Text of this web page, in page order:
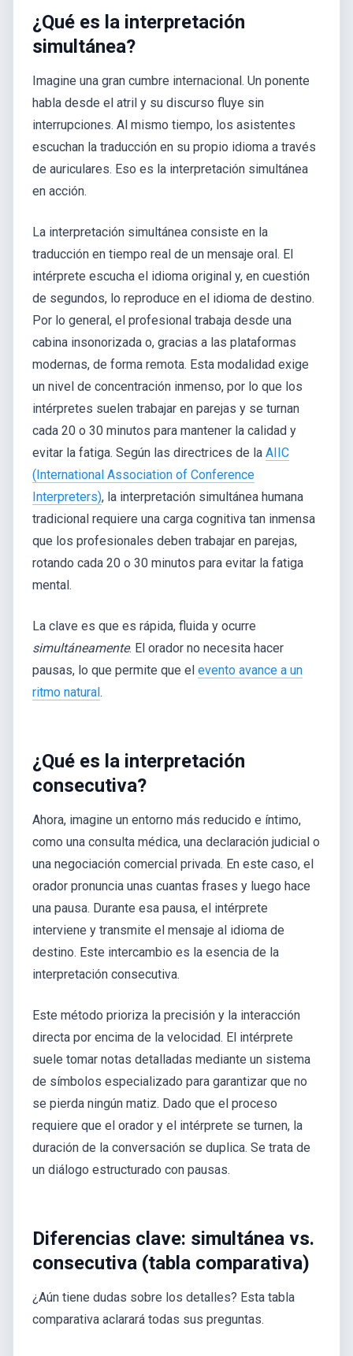
¿Qué es la interpretación
simultánea?
Imagine una gran cumbre internacional. Un ponente
habla desde el atril y su discurso fluye sin
interrupciones. Al mismo tiempo, los asistentes
escuchan la traducción en su propio idioma a través
de auriculares. Eso es la interpretación simultánea
en acción.
La interpretación simultánea consiste en la
traducción en tiempo real de un mensaje oral. El
intérprete escucha el idioma original y, en cuestión
de segundos, lo reproduce en el idioma de destino.
Por lo general, el profesional trabaja desde una
cabina insonorizada o, gracias a las plataformas
modernas, de forma remota. Esta modalidad exige
un nivel de concentración inmenso, por lo que los
intérpretes suelen trabajar en parejas y se turnan
cada 20 o 30 minutos para mantener la calidad y
evitar la fatiga. Según las directrices de la AIIC
(International Association of Conference
Interpreters), la interpretación simultánea humana
tradicional requiere una carga cognitiva tan inmensa
que los profesionales deben trabajar en parejas,
rotando cada 20 o 30 minutos para evitar la fatiga
mental.
La clave es que es rápida, fluida y ocurre
simultáneamente. El orador no necesita hacer
pausas, lo que permite que el evento avance a un
ritmo natural .
¿Qué es la interpretación
consecutiva?
Ahora, imagine un entorno más reducido e íntimo,
como una consulta médica, una declaración judicial o
una negociación comercial privada. En este caso, el
orador pronuncia unas cuantas frases y luego hace
una pausa. Durante esa pausa, el intérprete
interviene y transmite el mensaje al idioma de
destino. Este intercambio es la esencia de la
interpretación consecutiva.
Este método prioriza la precisión y la interacción
directa por encima de la velocidad. El intérprete
suele tomar notas detalladas mediante un sistema
de símbolos especializado para garantizar que no
se pierda ningún matiz. Dado que el proceso
requiere que el orador y el intérprete se turnen, la
duración de la conversación se duplica. Se trata de
un diálogo estructurado con pausas.
Diferencias clave: simultánea vs.
consecutiva (tabla comparativa)
¿Aún tiene dudas sobre los detalles? Esta tabla
comparativa aclarará todas sus preguntas.